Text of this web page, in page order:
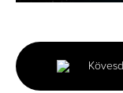
minute,
15
seconds